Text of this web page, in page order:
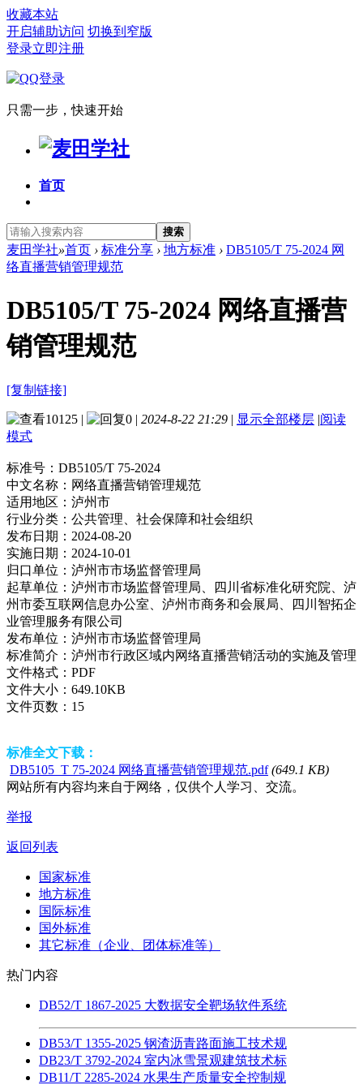
收藏本站
开启辅助访问 切换到窄版
登录立即注册
只需一步，快速开始
首页
搜索
麦田学社»首页 › 标准分享 › 地方标准 › DB5105/T 75-2024 网
络直播营销管理规范
DB5105/T 75-2024 网络直播营
销管理规范
[复制链接]
10125 | 0 | 2024-8-22 21:29 | 显示全部楼层 |阅读
模式
标准号： DB5105/T 75-2024
中文名称： 网络直播营销管理规范
适用地区： 泸州市
行业分类： 公共管理、社会保障和社会组织
发布日期： 2024-08-20
实施日期： 2024-10-01
归口单位： 泸州市市场监督管理局
起草单位： 泸州市市场监督管理局、四川省标准化研究院、泸
州市委互联网信息办公室、泸州市商务和会展局、四川智拓企
业管理服务有限公司
发布单位： 泸州市市场监督管理局
标准简介： 泸州市行政区域内网络直播营销活动的实施及管理
文件格式： PDF
文件大小： 649.10KB
文件页数： 15
标准全文下载：
DB5105_T 75-2024 网络直播营销管理规范.pdf (649.1 KB)
网站所有内容均来自于网络，仅供个人学习、交流。
举报
返回列表
国家标准
地方标准
国际标准
国外标准
其它标准（企业、团体标准等）
热门内容
DB52/T 1867-2025 大数据安全靶场软件系统
DB53/T 1355-2025 钢渣沥青路面施工技术规
DB23/T 3792-2024 室内冰雪景观建筑技术标
DB11/T 2285-2024 水果生产质量安全控制规